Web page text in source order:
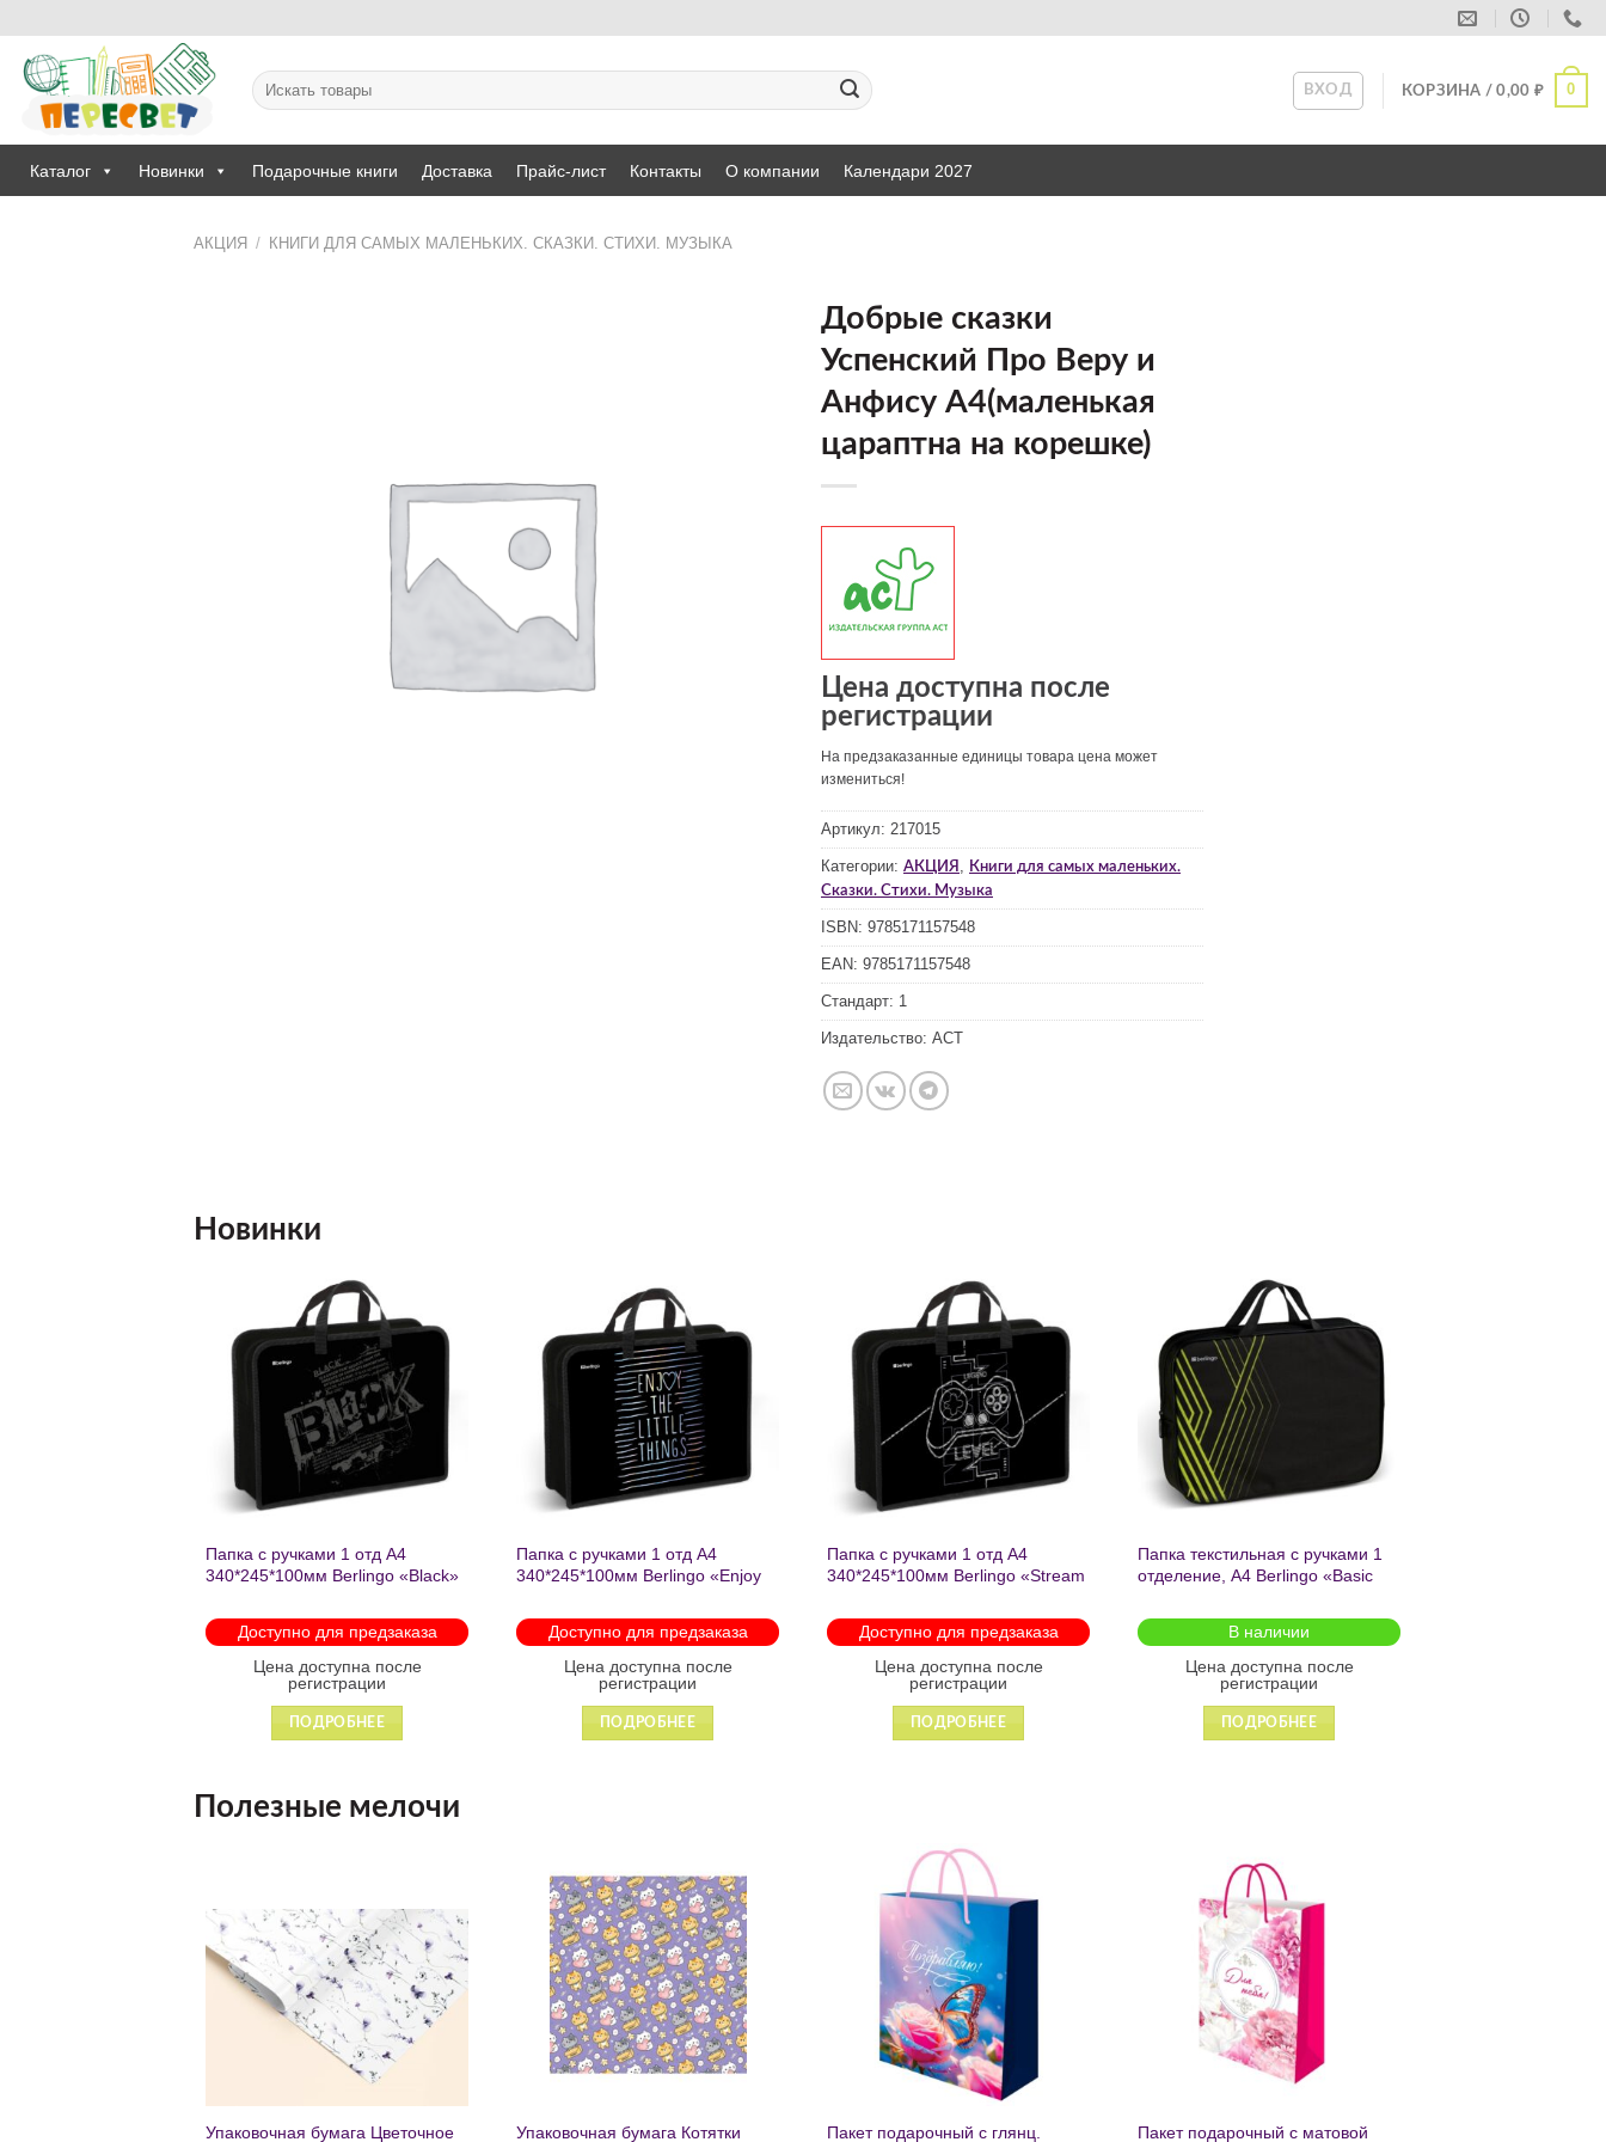
content
Искать:
ВХОД КОРЗИНА /0,00 ₽ 0
Каталог Новинки Подарочные книги Доставка Прайс-лист Контакты О компании Календари 2027
АКЦИЯ / КНИГИ ДЛЯ САМЫХ МАЛЕНЬКИХ. СКАЗКИ. СТИХИ. МУЗЫКА
Добрые сказки
Успенский Про Веру и
Анфису А4(маленькая
цараптна на корешке)
Цена доступна после
регистрации
На предзаказанные единицы товара цена может
измениться!
Артикул: 217015
Категории: АКЦИЯ
Книги для самых маленьких.
Сказки. Стихи. Музыка
ISBN: 9785171157548
EAN: 9785171157548
Стандарт: 1
Издательство: АСТ
Новинки
Добавить
в список
желаний
Папка с ручками 1 отд А4
340*245*100мм Berlingo «Black»
Доступно для предзаказа
Цена доступна после
регистрации
ПОДРОБНЕЕ
Добавить
в список
желаний
Папка с ручками 1 отд А4
340*245*100мм Berlingo «Enjoy
молнии 1215
Доступно для предзаказа
Цена доступна после
регистрации
ПОДРОБНЕЕ
Добавить
в список
Папка с ручками 1 отд А4
340*245*100мм Berlingo «Stream
Доступно для предзаказа
Цена доступна после
регистрации
ПОДРОБНЕЕ
Добавить
Папка текстильная с ручками 1
отделение, А4 Berlingo «Basic
на молнии2601
В наличии
Цена доступна после
регистрации
ПОДРОБНЕЕ
Полезные мелочи
Добавить
в список
желаний
Упаковочная бумага Цветочное
Добавить
в список
желаний
Упаковочная бумага Котятки
Добавить
Пакет подарочный с глянц.
Добавить
Пакет подарочный с матовой